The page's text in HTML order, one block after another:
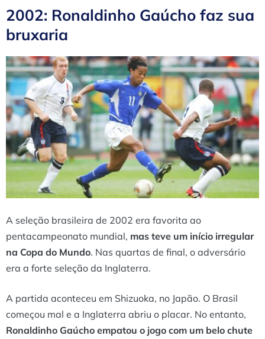
2002: Ronaldinho Gaúcho faz sua
bruxaria
A seleção brasileira de 2002 era favorita ao
pentacampeonato mundial, mas teve um início irregular
na Copa do Mundo. Nas quartas de final, o adversário
era a forte seleção da Inglaterra.
A partida aconteceu em Shizuoka, no Japão. O Brasil
começou mal e a Inglaterra abriu o placar. No entanto,
Ronaldinho Gaúcho empatou o jogo com um belo chute